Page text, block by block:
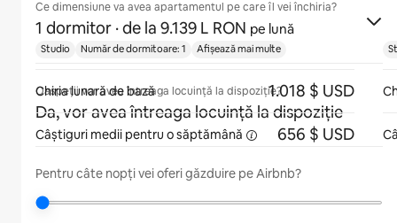
Ce dimensiune va avea apartamentul pe care îl vei închiria?
1 dormitor · de la 9.139 L RON pe lună
Oaspeții vor avea întreaga locuință la dispoziție?
Da, vor avea întreaga locuință la dispoziție
Pentru câte nopți vei oferi găzduire pe Airbnb?
Studio Număr de dormitoare: 1 Afișează mai multe
Chiria lunară de bază 1.018 $ USD
Câștiguri medii pentru o săptămână 656 $ USD